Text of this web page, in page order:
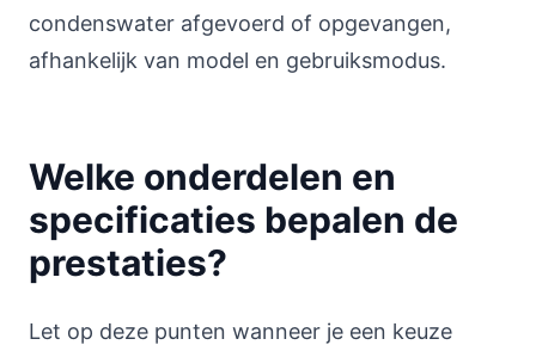
condenswater afgevoerd of opgevangen,
afhankelijk van model en gebruiksmodus.
Welke onderdelen en
specificaties bepalen de
prestaties?
Let op deze punten wanneer je een keuze